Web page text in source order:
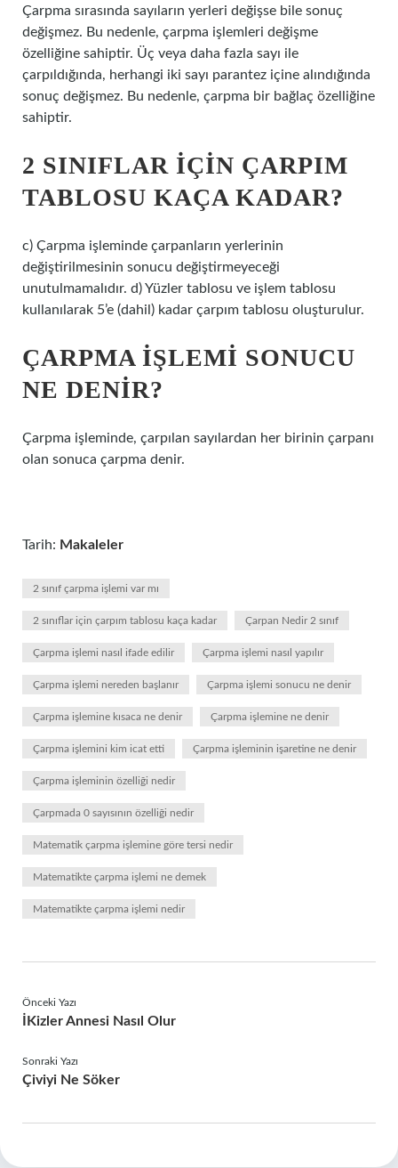
Çarpma sırasında sayıların yerleri değişse bile sonuç
değişmez. Bu nedenle, çarpma işlemleri değişme
özelliğine sahiptir. Üç veya daha fazla sayı ile
çarpıldığında, herhangi iki sayı parantez içine alındığında
sonuç değişmez. Bu nedenle, çarpma bir bağlaç özelliğine
sahiptir.
2 SINIFLAR IÇIN ÇARPIM
TABLOSU KAÇA KADAR?
c) Çarpma işleminde çarpanların yerlerinin
değiştirilmesinin sonucu değiştirmeyeceği
unutulmamalıdır. d) Yüzler tablosu ve işlem tablosu
kullanılarak 5’e (dahil) kadar çarpım tablosu oluşturulur.
ÇARPMA IŞLEMI SONUCU
NE DENIR?
Çarpma işleminde, çarpılan sayılardan her birinin çarpanı
olan sonuca çarpma denir.
Tarih: Makaleler
2 sınıf çarpma işlemi var mı
2 sınıflar için çarpım tablosu kaça kadar Çarpan Nedir 2 sınıf
Çarpma işlemi nasıl ifade edilir Çarpma işlemi nasıl yapılır
Çarpma işlemi nereden başlanır Çarpma işlemi sonucu ne denir
Çarpma işlemine kısaca ne denir Çarpma işlemine ne denir
Çarpma işlemini kim icat etti Çarpma işleminin işaretine ne denir
Çarpma işleminin özelliği nedir
Çarpmada 0 sayısının özelliği nedir
Matematik çarpma işlemine göre tersi nedir
Matematikte çarpma işlemi ne demek
Matematikte çarpma işlemi nedir
Önceki Yazı
İKizler Annesi Nasıl Olur
Sonraki Yazı
Çiviyi Ne Söker